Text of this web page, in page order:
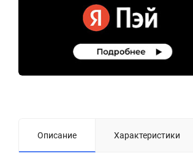
Описание Характеристики